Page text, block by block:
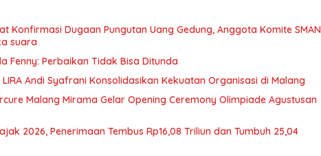
Konfirmasi Dugaan Pungutan Uang Gedung, Anggota Komite SMAN
suara
Fenny: Perbaikan Tidak Bisa Ditunda
Andi Syafrani Konsolidasikan Kekuatan Organisasi di Malang
Malang Mirama Gelar Opening Ceremony Olimpiade Agustusan
2026, Penerimaan Tembus Rp16,08 Triliun dan Tumbuh 25,04